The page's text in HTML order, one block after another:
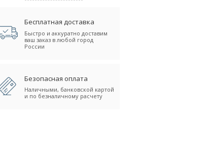
Бесплатная доставка
Быстро и аккуратно доставим
ваш заказ в любой город
России
Безопасная оплата
Наличными, банковской картой
и по безналичному расчету